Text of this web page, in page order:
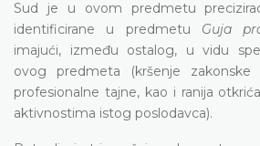
Sud je u ovom predmetu
identificirane u predmetu Guja
imajući, između ostalog, u vidu
ovog predmeta (kršenje zakonske
profesionalne tajne, kao i ranija
aktivnostima istog poslodavca).